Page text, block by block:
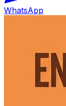
WhatsApp